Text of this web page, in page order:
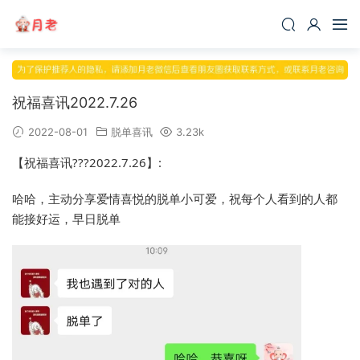
祝福喜讯2022.7.26
2022-08-01 脱单喜讯 3.23k
【祝福喜讯???2022.7.26】:
哈哈，主动分享爱情喜悦的脱单小可爱，祝每个人看到的人都
能接好运，早日脱单